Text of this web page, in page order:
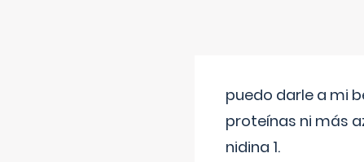
puedo darle a mi
proteínas ni más
nidina 1.